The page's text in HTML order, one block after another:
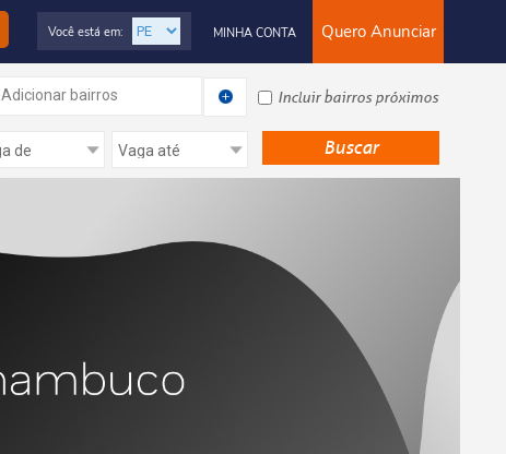
Quero Anunciar
MINHA CONTA
Você está em:
Adicionar bairros Incluir bairros próximos